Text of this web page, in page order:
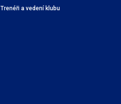
Trenéři a vedení klubu